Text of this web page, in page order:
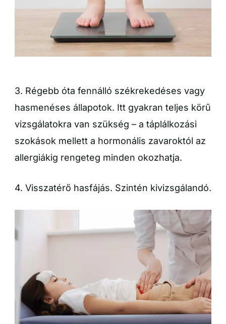
3. Régebb óta fennálló székrekedéses vagy
hasmenéses állapotok. Itt gyakran teljes körű
vizsgálatokra van szükség – a táplálkozási
szokások mellett a hormonális zavaroktól az
allergiákig rengeteg minden okozhatja.
4. Visszatérő hasfájás. Szintén kivizsgálandó.